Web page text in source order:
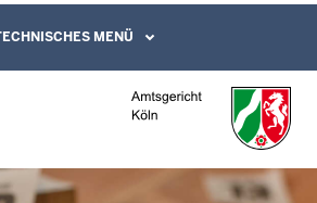
Sitzungstermine
Gebärdensprachenvideo
MENÜ